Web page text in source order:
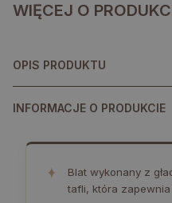
WIĘCEJ O
OPIS PRODUKTU
INFORMACJE O PRODUKCIE
✦
Blat wykonany z
tafli, która